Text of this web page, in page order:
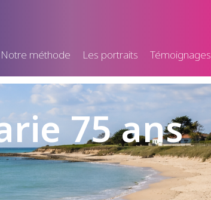
Notre méthode Les portraits Témoignages
75 ans